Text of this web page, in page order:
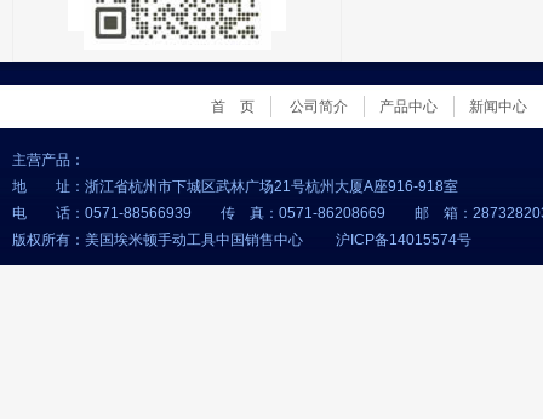
首 页 公司简介 产品中心 新闻中心
主营产品：
地 址：浙江省杭州市下城区武林广场21号杭州大厦A座916-918室
电 话：0571-88566939 传 真：0571-86208669 邮 箱：
版权所有：美国埃米顿手动工具中国销售中心 沪ICP备14015574号